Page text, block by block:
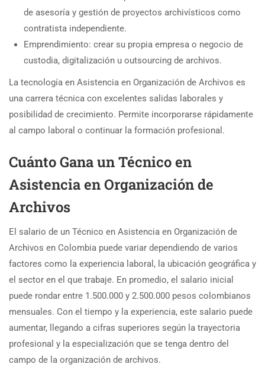
de asesoría y gestión de proyectos archivísticos como
contratista independiente.
Emprendimiento: crear su propia empresa o negocio de
custodia, digitalización u outsourcing de archivos.
La tecnología en Asistencia en Organización de Archivos es
una carrera técnica con excelentes salidas laborales y
posibilidad de crecimiento. Permite incorporarse rápidamente
al campo laboral o continuar la formación profesional.
Cuánto Gana un Técnico en
Asistencia en Organización de
Archivos
El salario de un Técnico en Asistencia en Organización de
Archivos en Colombia puede variar dependiendo de varios
factores como la experiencia laboral, la ubicación geográfica y
el sector en el que trabaje. En promedio, el salario inicial
puede rondar entre 1.500.000 y 2.500.000 pesos colombianos
mensuales. Con el tiempo y la experiencia, este salario puede
aumentar, llegando a cifras superiores según la trayectoria
profesional y la especialización que se tenga dentro del
campo de la organización de archivos.